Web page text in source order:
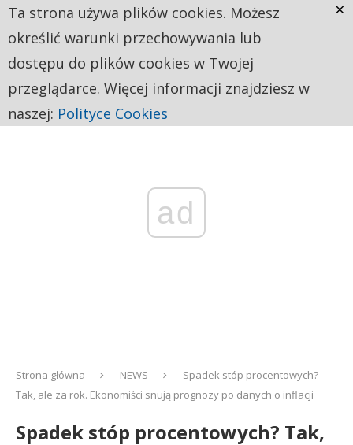
ad
Strona główna NEWS
Spadek stóp procentowych?
Tak, ale za rok. Ekonomiści snują prognozy po danych o inflacji
Spadek stóp procentowych? Tak,
Ta strona używa plików cookies. Możesz
określić warunki przechowywania lub
dostępu do plików cookies w Twojej
przeglądarce. Więcej informacji znajdziesz w
naszej: Polityce Cookies
×